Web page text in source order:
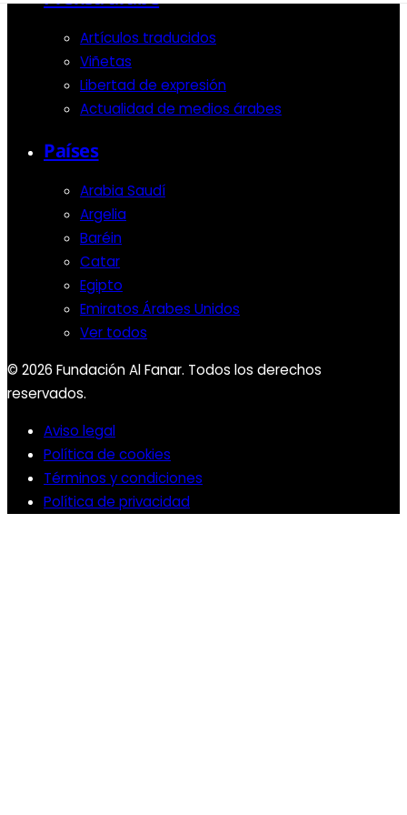
Artículos traducidos
Viñetas
Libertad de expresión
Actualidad de medios árabes
Países
Arabia Saudí
Argelia
Baréin
Catar
Egipto
Emiratos Árabes Unidos
Ver todos
© 2026 Fundación Al Fanar. Todos los derechos
reservados.
Aviso legal
Política de cookies
Términos y condiciones
Política de privacidad